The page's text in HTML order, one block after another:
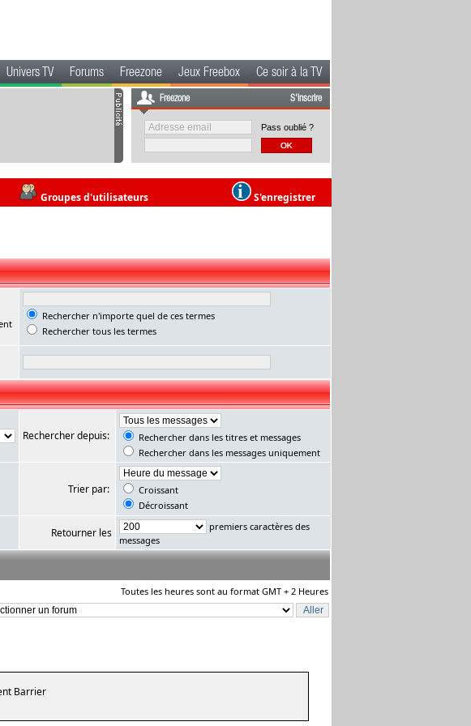
Univers TV Forums Freezone Jeux Freebox Ce soir à la TV
Freezone S'inscrire
Pass oublié ?
Groupes d'utilisateurs S'enregistrer
Rechercher n'importe quel de ces termes
Rechercher tous les termes
Rechercher depuis:
Rechercher dans les titres et messages
Rechercher dans les messages uniquement
Trier par:
Croissant
Décroissant
Retourner les
premiers caractères des
messages
Toutes les heures sont au format GMT + 2 Heures
Barrier